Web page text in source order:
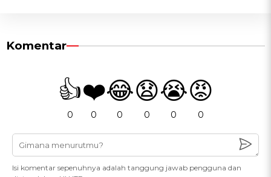
Komentar
👍
0
❤️
0
😂
0
😧
0
😭
0
😡
0
Isi komentar sepenuhnya adalah tanggung jawab pengguna dan